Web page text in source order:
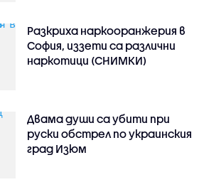
Разкриха наркооранжерия в
София, иззети са различни
наркотици (СНИМКИ)
Двама души са убити при
руски обстрeл по украинския
град Изюм